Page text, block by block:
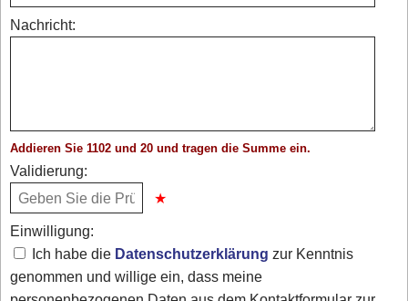
Nachricht:
Addieren Sie 1102 und 20 und tragen die Summe ein.
Validierung:
Einwilligung:
Ich habe die Datenschutzerklärung zur Kenntnis
genommen und willige ein, dass meine